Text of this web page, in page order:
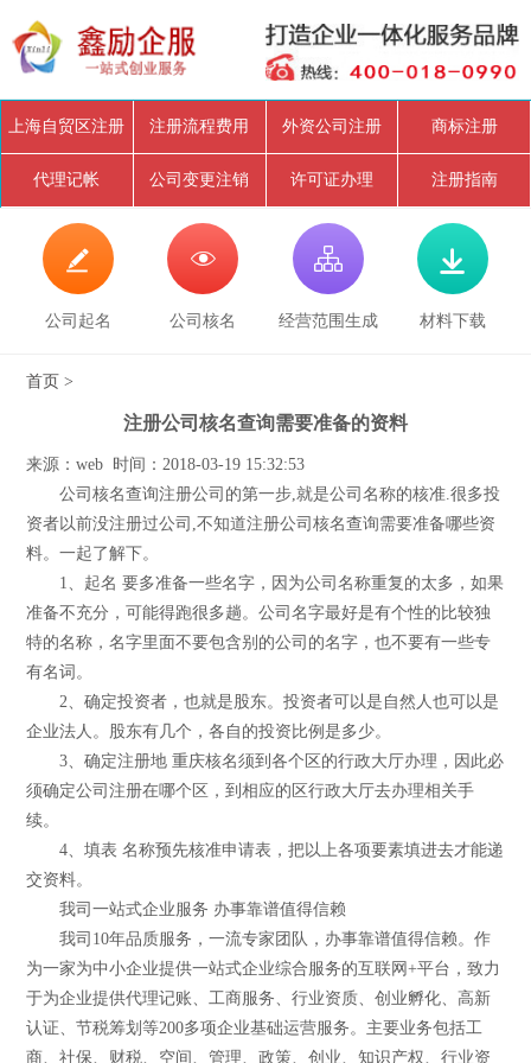
上海自贸区注册 注册流程费用 外资公司注册 商标注册
代理记帐 公司变更注销 许可证办理 注册指南

公司起名

公司核名

经营范围生成

材料下载
首页 >
注册公司核名查询需要准备的资料
来源：web 时间：2018-03-19 15:32:53
公司核名查询注册公司的第一步,就是公司名称的核准.很多投
资者以前没注册过公司,不知道注册公司核名查询需要准备哪些资
料。一起了解下。
1、起名 要多准备一些名字，因为公司名称重复的太多，如果
准备不充分，可能得跑很多趟。公司名字最好是有个性的比较独
特的名称，名字里面不要包含别的公司的名字，也不要有一些专
有名词。
2、确定投资者，也就是股东。投资者可以是自然人也可以是
企业法人。股东有几个，各自的投资比例是多少。
3、确定注册地 重庆核名须到各个区的行政大厅办理，因此必
须确定公司注册在哪个区，到相应的区行政大厅去办理相关手
续。
4、填表 名称预先核准申请表，把以上各项要素填进去才能递
交资料。
我司一站式企业服务 办事靠谱值得信赖
我司10年品质服务，一流专家团队，办事靠谱值得信赖。作
为一家为中小企业提供一站式企业综合服务的互联网+平台，致力
于为企业提供代理记账、工商服务、行业资质、创业孵化、高新
认证、节税筹划等200多项企业基础运营服务。主要业务包括工
商、社保、财税、空间、管理、政策、创业、知识产权、行业资